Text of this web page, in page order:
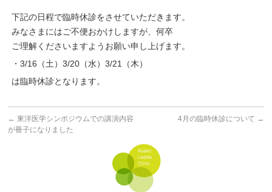
下記の日程で臨時休診をさせていただきます。
みなさまにはご不便おかけしますが、何卒
ご理解くださいますようお願い申し上げます。
・3/16（土）3/20（水）3/21（木）
は臨時休診となります。
← 東洋医学シンポジウムでの講演内容
が冊子になりました
4月の臨時休診について →